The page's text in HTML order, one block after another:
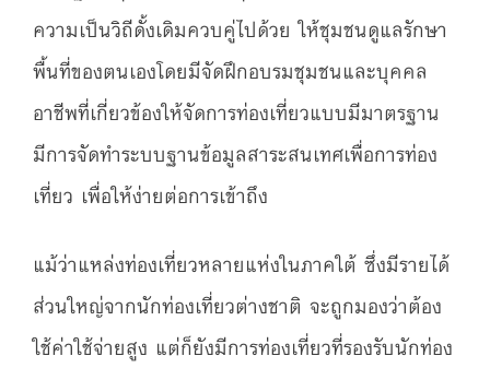
ความเป็นวิถีดั้งเดิมควบคู่ไปด้วย ให้ชุมชนดูแลรักษา
พื้นที่ของตนเองโดยมีจัดฝึกอบรมชุมชนและบุคคล
อาชีพที่เกี่ยวข้องให้จัดการท่องเที่ยวแบบมีมาตรฐาน
มีการจัดทำระบบฐานข้อมูลสาระสนเทศเพื่อการท่อง
เที่ยว เพื่อให้ง่ายต่อการเข้าถึง
แม้ว่าแหล่งท่องเที่ยวหลายแห่งในภาคใต้ ซึ่งมีรายได้
ส่วนใหญ่จากนักท่องเที่ยวต่างชาติ จะถูกมองว่าต้อง
ใช้ค่าใช้จ่ายสูง แต่ก็ยังมีการท่องเที่ยวที่รองรับนักท่อง